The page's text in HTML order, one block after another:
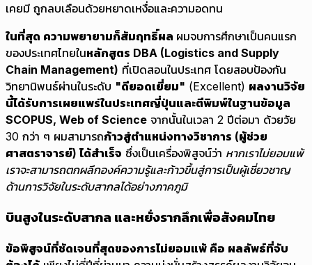
เคยมี ถูกลบเลือนด้วยหยาดเหงื่อและความอดทน
ในที่สุด ความพยายามก็สัมฤทธิ์ผล ผมจบการศึกษาเป็นคนแรก
ของประเทศไทยในหลักสูตร DBA (Logistics and Supply
Chain Management) ที่เปิดสอนในประเทศ โดยสอบป้องกัน
วิทยานิพนธ์ผ่านในระดับ "ดียอดเยี่ยม" (Excellent) ผลงานวิจัย
นี้ได้รับการเผยแพร่ในประเทศญี่ปุ่นและตีพิมพ์ในฐานข้อมูล
SCOPUS, Web of Science จากนั้นในเวลา 2 ปีต่อมา ด้วยวัย
30 กว่า ๆ ผมสามารถก้าวสู่ตำแหน่งทางวิชาการ (ผู้ช่วย
ศาสตราจารย์) ได้สำเร็จ ซึ่งเป็นเครื่องพิสูจน์ว่า หากเราไม่ยอมแพ้
เราจะสามารถตกผลึกองค์ความรู้และก้าวขึ้นสู่การเป็นผู้เชี่ยวชาญ
ด้านการวิจัยในระดับสากลได้อย่างภาคภูมิ
บินสูงในระดับสากล และหยั่งรากลึกเพื่อสังคมไทย
ข้อพิสูจน์ที่ชัดเจนที่สุดของการไม่ยอมแพ้ คือ ผลลัพธ์ที่จับ